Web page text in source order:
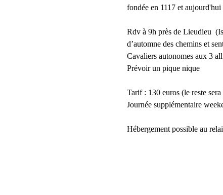
fondée en 1117 et
Rdv à 9h près de Lieudieu
d’automne des chemins et
Cavaliers autonomes aux 3
Prévoir un pique nique
Tarif : 130 euros (le reste
Journée supplémentaire
Hébergement possible au